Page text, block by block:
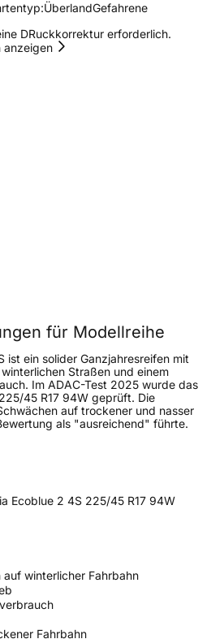
ÜberlandGefahrene
DRuckkorrektur erforderlich.
anzeigen
240 km/h
für Modellreihe
ist ein solider Ganzjahresreifen mit
Straßen und einem
Im ADAC-Test 2025 wurde das
45 R17 94W geprüft. Die
auf trockener und nasser
als "ausreichend" führte.
Ecoblue 2 4S 225/45 R17 94W
auf winterlicher Fahrbahn
Fahrbahn